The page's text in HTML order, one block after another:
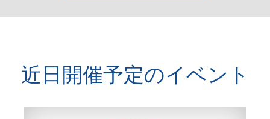
近日開催予定のイベント